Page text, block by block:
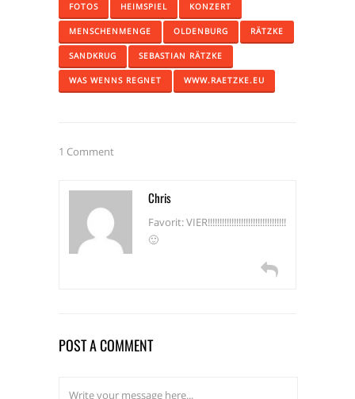
FOTOS HEIMSPIEL KONZERT
MENSCHENMENGE OLDENBURG RÄTZKE
SANDKRUG SEBASTIAN RÄTZKE
WAS WENNS REGNET WWW.RAETZKE.EU
1 Comment
Chris
Favorit: VIER!!!!!!!!!!!!!!!!!!!!!!!!!!!!!!!!!
🙂
POST A COMMENT